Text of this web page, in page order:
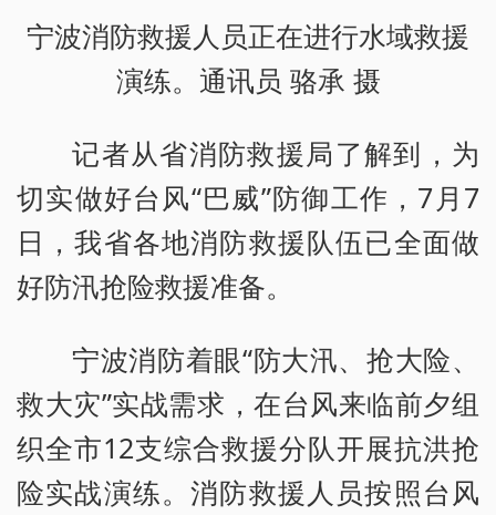
宁波消防救援人员正在进行水域救援
演练。通讯员 骆承 摄
记者从省消防救援局了解到，为
切实做好台风“巴威”防御工作，7月7
日，我省各地消防救援队伍已全面做
好防汛抢险救援准备。
宁波消防着眼“防大汛、抢大险、
救大灾”实战需求，在台风来临前夕组
织全市12支综合救援分队开展抗洪抢
险实战演练。消防救援人员按照台风